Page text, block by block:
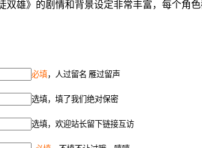
雄》的剧情和背景设定非常丰富，每个角
必填，人过留名 雁过留声
选填，填了我们绝对保密
选填，欢迎站长留下链接互访